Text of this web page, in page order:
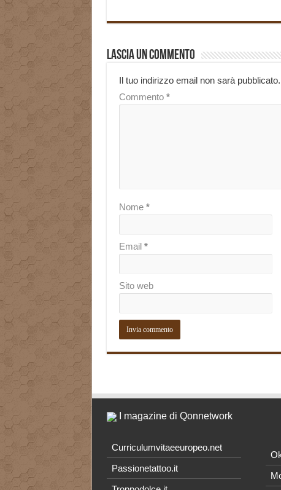
Lascia un commento
Il tuo indirizzo email non sarà pubblicato.
Commento *
Nome *
Email *
Sito web
I magazine di Qonnetwork
Curriculumvitaeeuropeo.net
Passionetattoo.it